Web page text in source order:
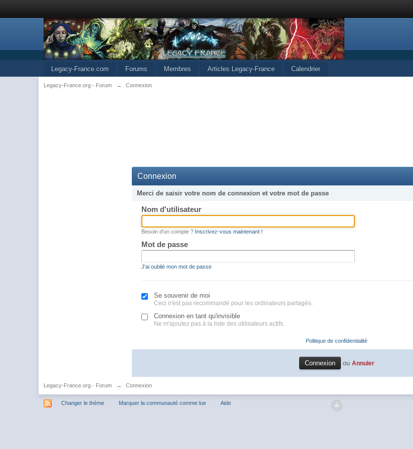
Legacy-France.com Forums Membres Articles Legacy-France Calendrier
Legacy-France.org - Forum → Connexion
Connexion
Merci de saisir votre nom de connexion et votre mot de passe
Nom d'utilisateur
Besoin d'un compte ? Inscrivez-vous maintenant !
Mot de passe
J'ai oublié mon mot de passe
Se souvenir de moi
Ceci n'est pas recommandé pour les ordinateurs partagés.
Connexion en tant qu'invisible
Ne m'ajoutez pas à la liste des utilisateurs actifs.
Politique de confidentialité
ou Annuler
Legacy-France.org - Forum → Connexion
Changer le thème Marquer la communauté comme lue Aide